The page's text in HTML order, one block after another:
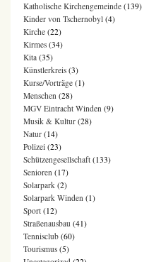
Katholische Kirchengemeinde (139)
Kinder von Tschernobyl (4)
Kirche (22)
Kirmes (34)
Kita (35)
Künstlerkreis (3)
Kurse/Vorträge (1)
Menschen (28)
MGV Eintracht Winden (9)
Musik & Kultur (28)
Natur (14)
Polizei (23)
Schützengesellschaft (133)
Senioren (17)
Solarpark (2)
Solarpark Winden (1)
Sport (12)
Straßenausbau (41)
Tennisclub (60)
Tourismus (5)